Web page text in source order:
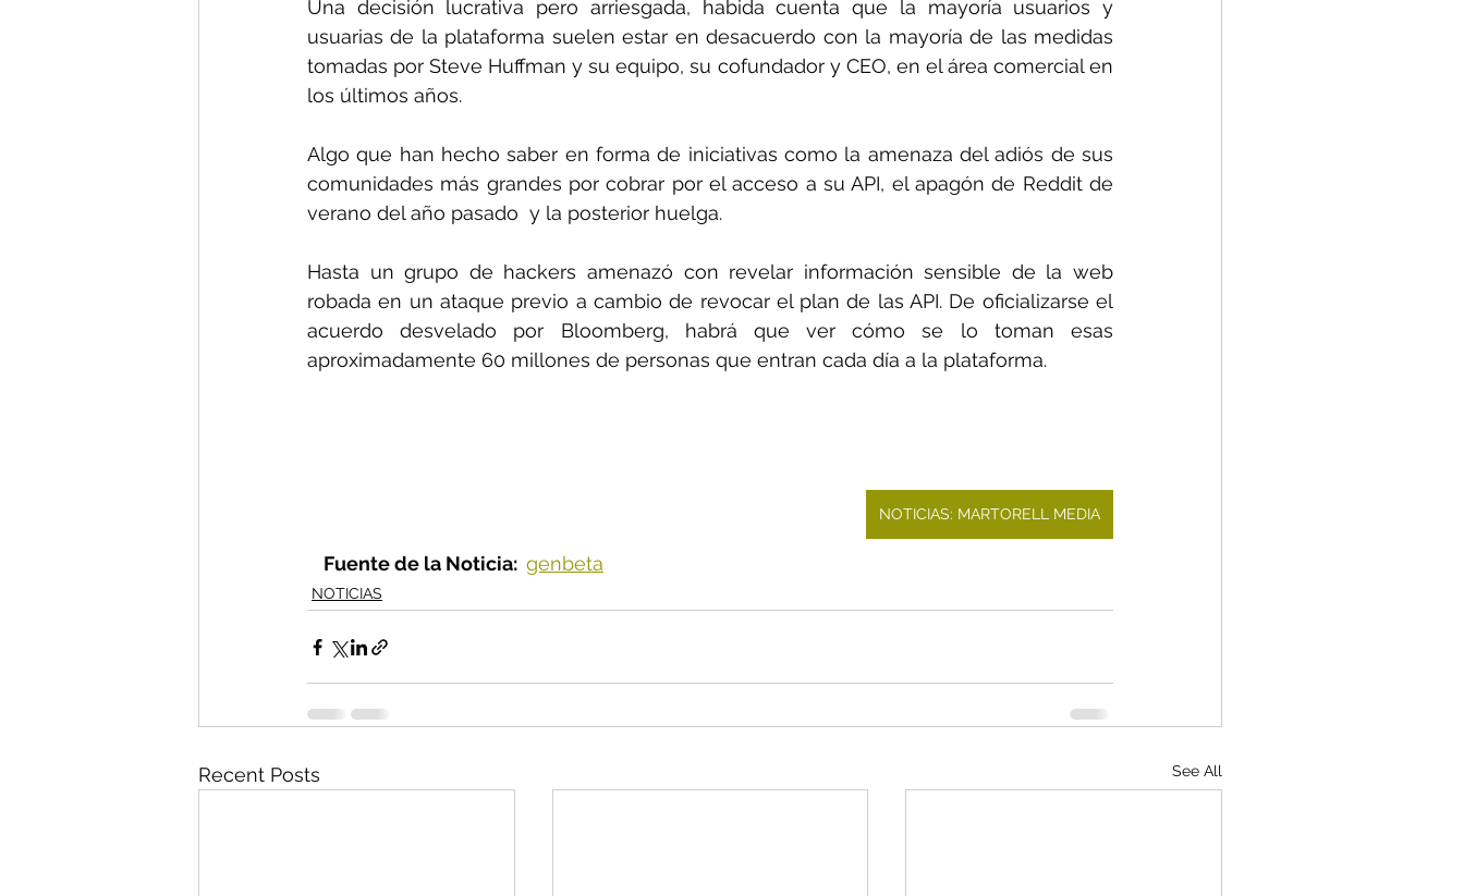
Una decisión lucrativa pero arriesgada, habida cuenta que la mayoría usuarios y
usuarias de la plataforma suelen estar en desacuerdo con la mayoría de las medidas
tomadas por Steve Huffman y su equipo, su cofundador y CEO, en el área comercial en
los últimos años.
Algo que han hecho saber en forma de iniciativas como la amenaza del adiós de sus
comunidades más grandes por cobrar por el acceso a su API, el apagón de Reddit de
verano del año pasado  y la posterior huelga.
Hasta un grupo de hackers amenazó con revelar información sensible de la web
robada en un ataque previo a cambio de revocar el plan de las API. De oficializarse el
acuerdo desvelado por Bloomberg, habrá que ver cómo se lo toman esas
aproximadamente 60 millones de personas que entran cada día a la plataforma.
NOTICIAS: MARTORELL MEDIA
Fuente de la Noticia: genbeta
NOTICIAS
Recent Posts See All